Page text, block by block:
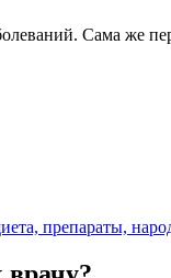
Сама же
препараты,